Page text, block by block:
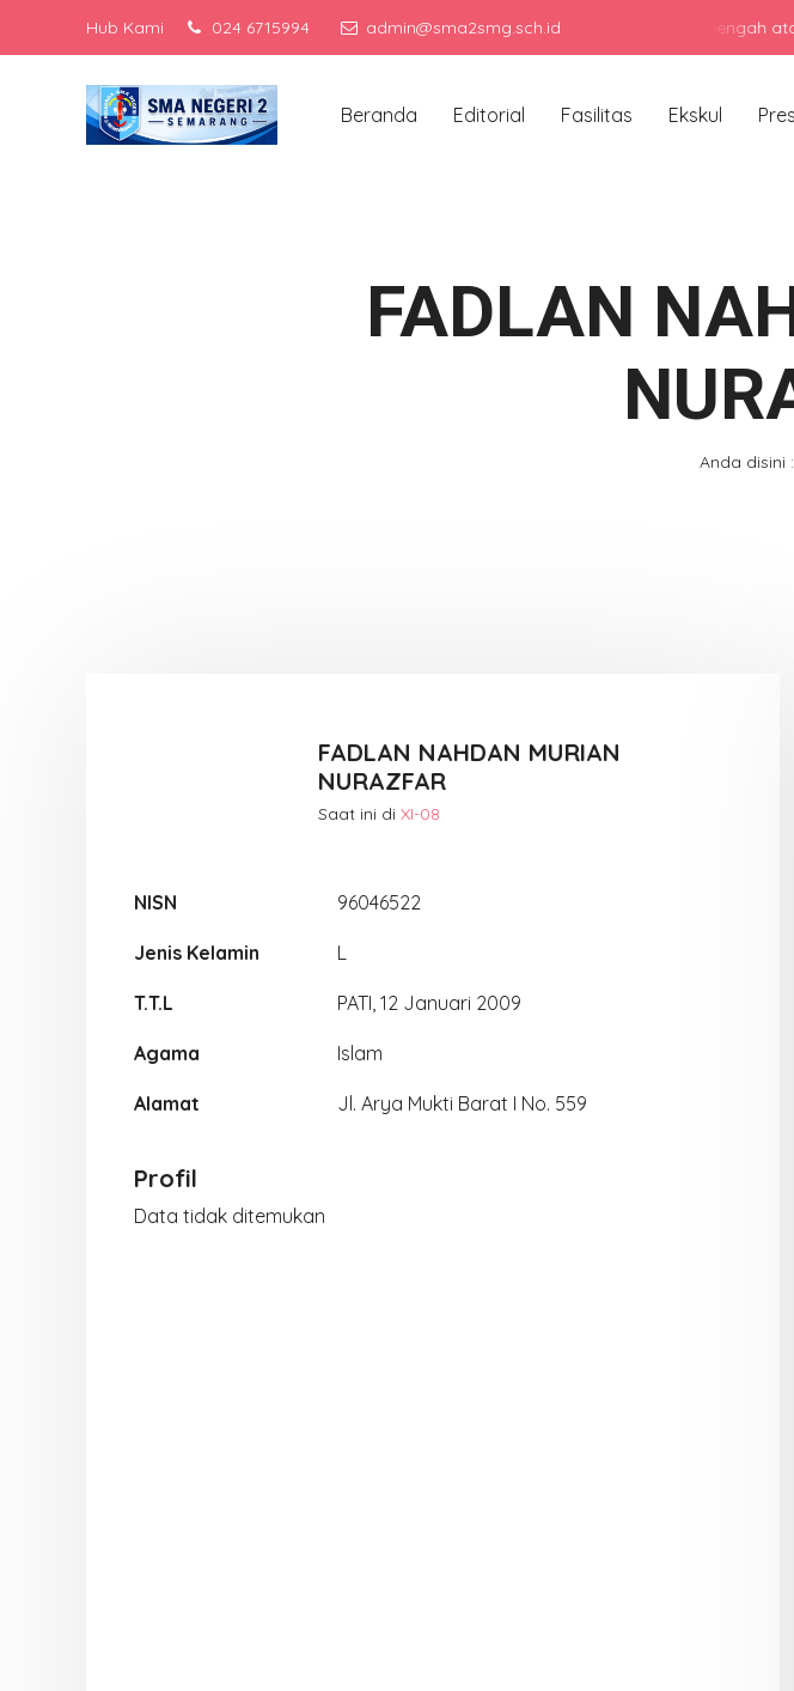
Hub Kami 024 6715994 admin@sma2smg.sch.idMenjadi sekolah menengah atas
Beranda Editorial Fasilitas Ekskul
FADLAN
Anda disini :
FADLAN NAHDAN MURIAN
NURAZFAR
Saat ini diXI-08
NISN 96046522
Jenis Kelamin L
T.T.L PATI, 12 Januari 2009
Agama Islam
Alamat Jl. Arya Mukti Barat I No. 559
Profil
Data tidak ditemukan